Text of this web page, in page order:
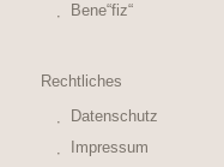
Bene“fiz“
Rechtliches
Datenschutz
Impressum